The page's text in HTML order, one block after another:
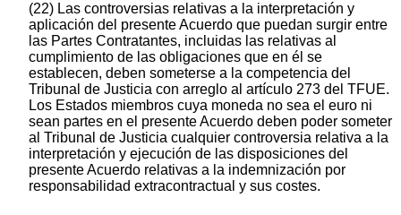
(22) Las controversias relativas a la interpretación y
aplicación del presente Acuerdo que puedan surgir entre
las Partes Contratantes, incluidas las relativas al
cumplimiento de las obligaciones que en él se
establecen, deben someterse a la competencia del
Tribunal de Justicia con arreglo al artículo 273 del TFUE.
Los Estados miembros cuya moneda no sea el euro ni
sean partes en el presente Acuerdo deben poder someter
al Tribunal de Justicia cualquier controversia relativa a la
interpretación y ejecución de las disposiciones del
presente Acuerdo relativas a la indemnización por
responsabilidad extracontractual y sus costes.